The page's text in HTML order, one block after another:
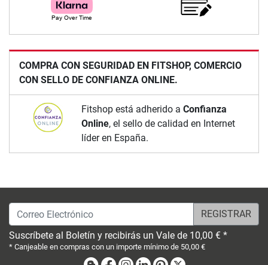
COMPRA CON SEGURIDAD EN FITSHOP, COMERCIO
CON SELLO DE CONFIANZA ONLINE.
Fitshop está adherido a Confianza
Online, el sello de calidad en Internet
líder en España.
Correo Electrónico
Suscríbete al Boletín y recibirás un Vale de 10,00 € *
* Canjeable en compras con un importe mínimo de 50,00 €